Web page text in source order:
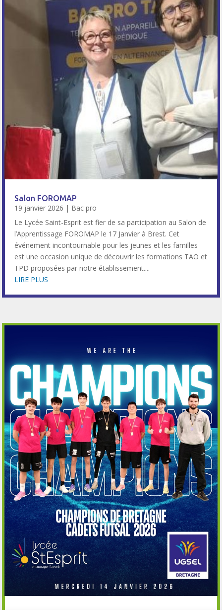
Salon FOROMAP
19 janvier 2026 | Bac pro
Le Lycée Saint-Esprit est fier de sa participation au Salon de
l’Apprentissage FOROMAP le 17 Janvier à Brest. Cet
événement incontournable pour les jeunes et les familles
est une occasion unique de découvrir les formations TAO et
TPD proposées par notre établissement....
LIRE PLUS